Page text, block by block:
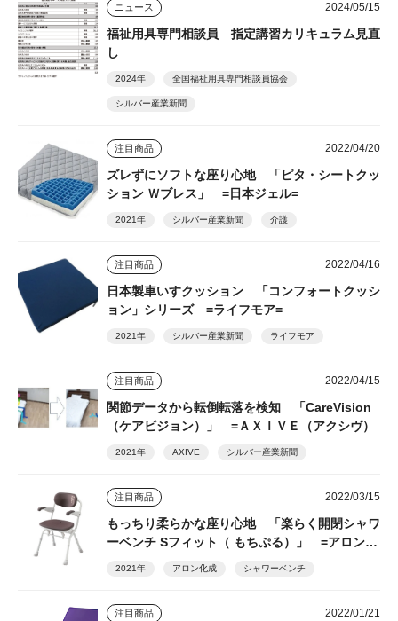
ニュース 2024/05/15
福祉用具専門相談員 指定講習カリキュラム見直
し
2024年 全国福祉用具専門相談員協会
シルバー産業新聞
注目商品 2022/04/20
ズレずにソフトな座り心地 「ピタ・シートクッ
ション Ｗブレス」 =日本ジェル=
2021年 シルバー産業新聞 介護
注目商品 2022/04/16
日本製車いすクッション 「コンフォートクッシ
ョン」シリーズ =ライフモア=
2021年 シルバー産業新聞 ライフモア
注目商品 2022/04/15
関節データから転倒転落を検知 「CareVision
（ケアビジョン）」 =ＡＸＩＶＥ（アクシヴ）
2021年 AXIVE シルバー産業新聞
注目商品 2022/03/15
もっちり柔らかな座り心地 「楽らく開閉シャワ
ーベンチ Sフィット（ もちぷる）」 =アロン化
2021年 アロン化成 シャワーベンチ
注目商品 2022/01/21